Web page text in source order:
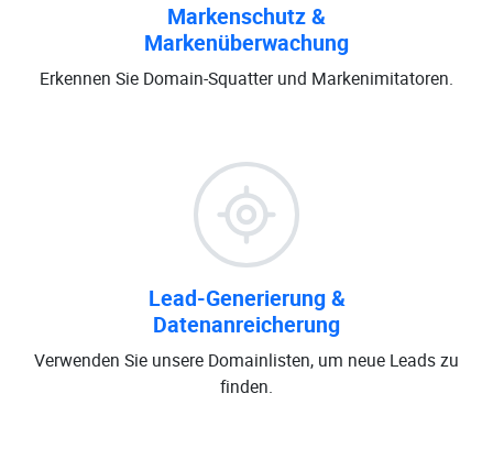
Markenschutz &
Markenüberwachung
Erkennen Sie Domain-Squatter und Markenimitatoren.
Lead-Generierung &
Datenanreicherung
Verwenden Sie unsere Domainlisten, um neue Leads zu
finden.